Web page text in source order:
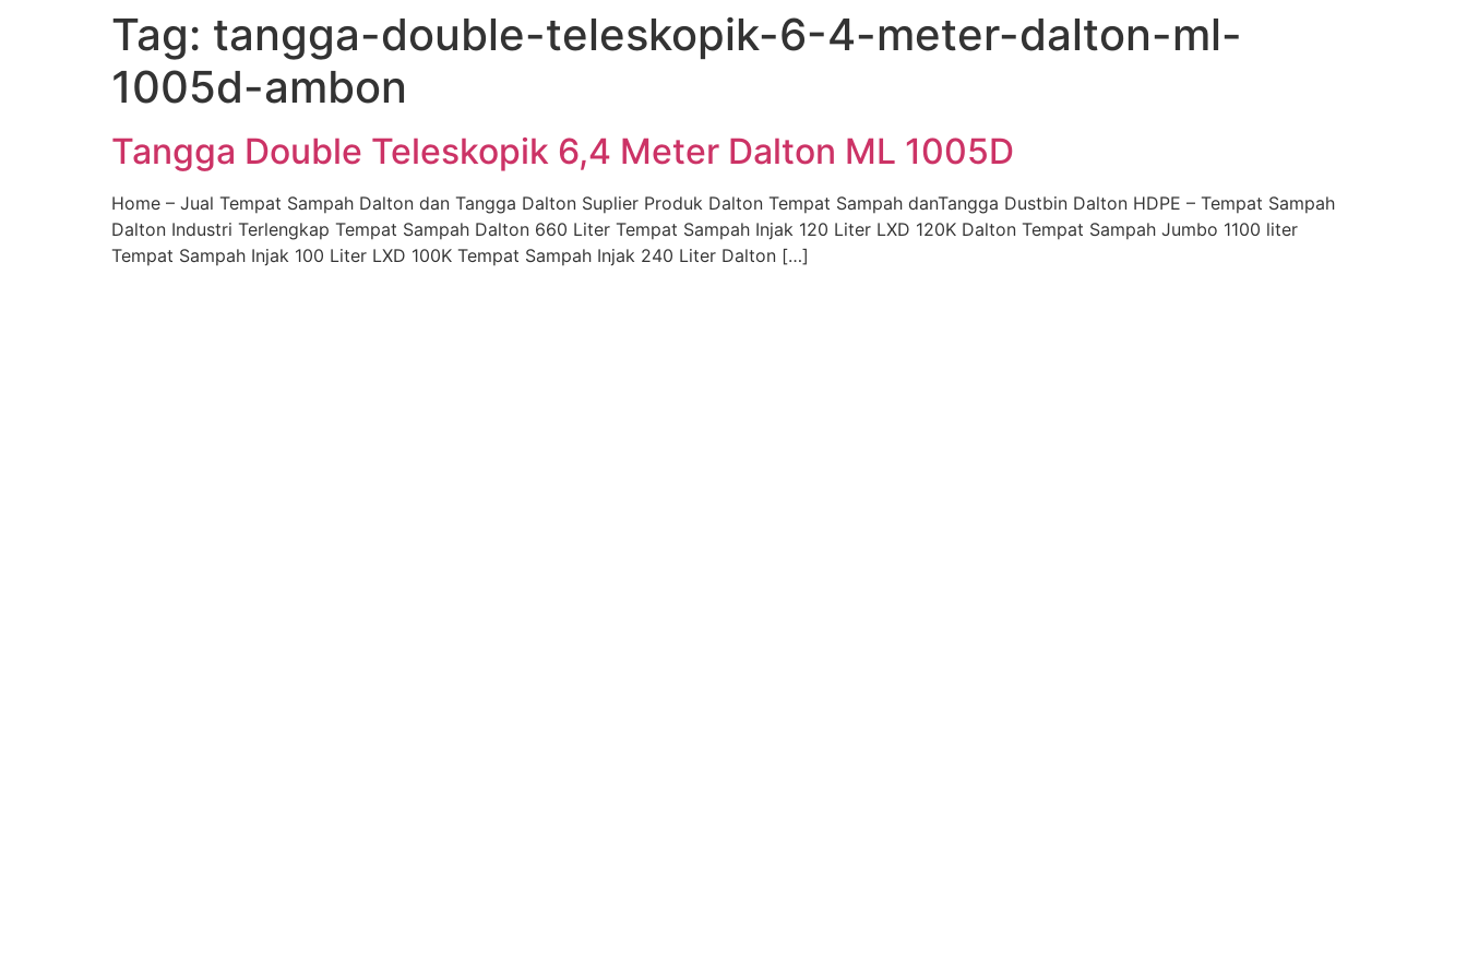
Tag: tangga-double-teleskopik-6-4-meter-dalton-ml-
1005d-ambon
Tangga Double Teleskopik 6,4 Meter Dalton ML 1005D
Home – Jual Tempat Sampah Dalton dan Tangga Dalton Suplier Produk Dalton Tempat Sampah danTangga Dustbin Dalton HDPE – Tempat Sampah
Dalton Industri Terlengkap Tempat Sampah Dalton 660 Liter Tempat Sampah Injak 120 Liter LXD 120K Dalton Tempat Sampah Jumbo 1100 liter
Tempat Sampah Injak 100 Liter LXD 100K Tempat Sampah Injak 240 Liter Dalton […]